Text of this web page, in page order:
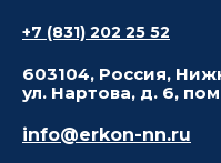
+7 (831) 202 25 52
603104, Россия,
ул. Нартова, д. 6,
info@erkon-nn.ru